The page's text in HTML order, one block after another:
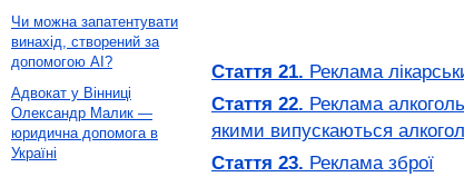
Стаття 21. Реклама
Стаття 22. Реклама
якими випускаються
Стаття 23. Реклама зброї
Чи можна запатентувати
винахід, створений за
допомогою AI?
Адвокат у Вінниці
Олександр Малик —
юридична допомога в
Україні